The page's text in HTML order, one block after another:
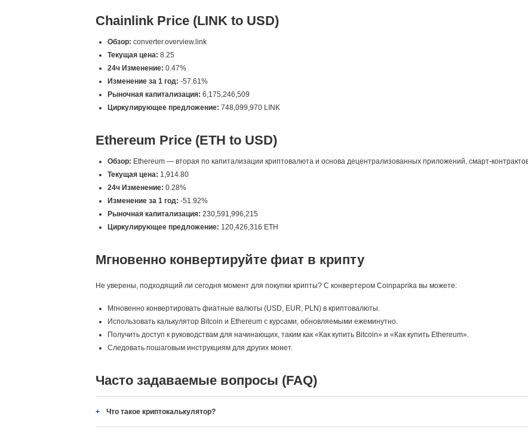
Chainlink Price (LINK to USD)
Обзор: converter.overview.link
Текущая цена: 8.25
24ч Изменение: 0.47%
Изменение за 1 год: -57.61%
Рыночная капитализация: 6,175,246,509
Циркулирующее предложение: 748,099,970 LINK
Ethereum Price (ETH to USD)
Обзор: Ethereum — вторая по капитализации криптовалюта и основа децентрализованных приложений, смарт-
Текущая цена: 1,914.80
24ч Изменение: 0.28%
Изменение за 1 год: -51.92%
Рыночная капитализация: 230,591,996,215
Циркулирующее предложение: 120,426,316 ETH
Мгновенно конвертируйте фиат в крипту
Не уверены, подходящий ли сегодня момент для покупки крипты? С конвертером Coinpaprika вы можете:
Мгновенно конвертировать фиатные валюты (USD, EUR, PLN) в криптовалюты.
Использовать калькулятор Bitcoin и Ethereum с курсами, обновляемыми ежеминутно.
Получить доступ к руководствам для начинающих, таким как «Как купить Bitcoin» и «Как купить Ethereum».
Следовать пошаговым инструкциям для других монет.
Часто задаваемые вопросы (FAQ)
Что такое криптокалькулятор?